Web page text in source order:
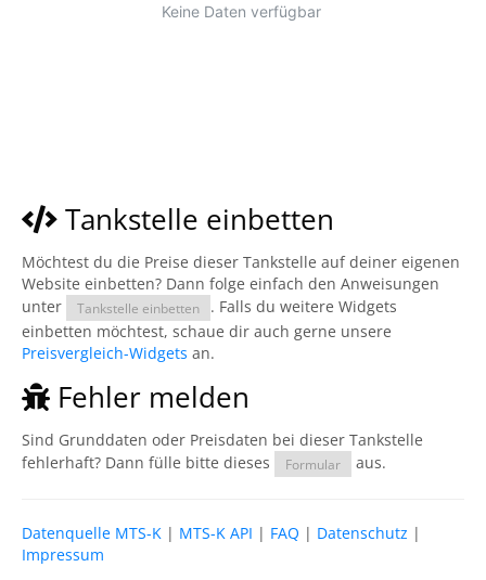
Tankstelle einbetten
Möchtest du die Preise dieser Tankstelle auf deiner eigenen
Website einbetten? Dann folge einfach den Anweisungen
unter
Tankstelle einbetten
. Falls du weitere Widgets
einbetten möchtest, schaue dir auch gerne unsere
Preisvergleich-Widgets an.
Fehler melden
Sind Grunddaten oder Preisdaten bei dieser Tankstelle
fehlerhaft? Dann fülle bitte dieses
Formular aus.
Datenquelle MTS-K | MTS-K API | FAQ | Datenschutz |
Impressum